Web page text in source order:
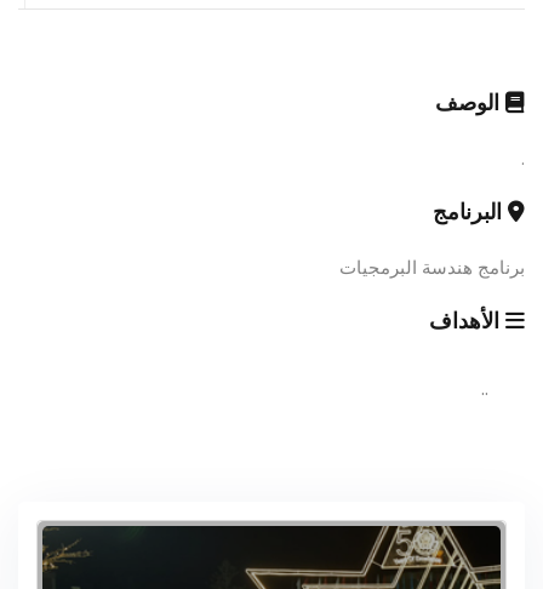
الوصف
.
البرنامج
برنامج هندسة البرمجيات
الأهداف
..